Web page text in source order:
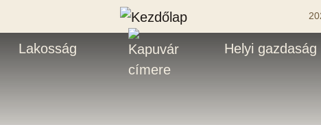
Lakosság Helyi gazdaság